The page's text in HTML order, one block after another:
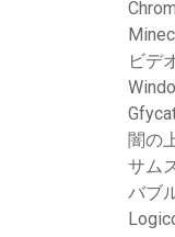
ビデ
闇の
サム
バブ